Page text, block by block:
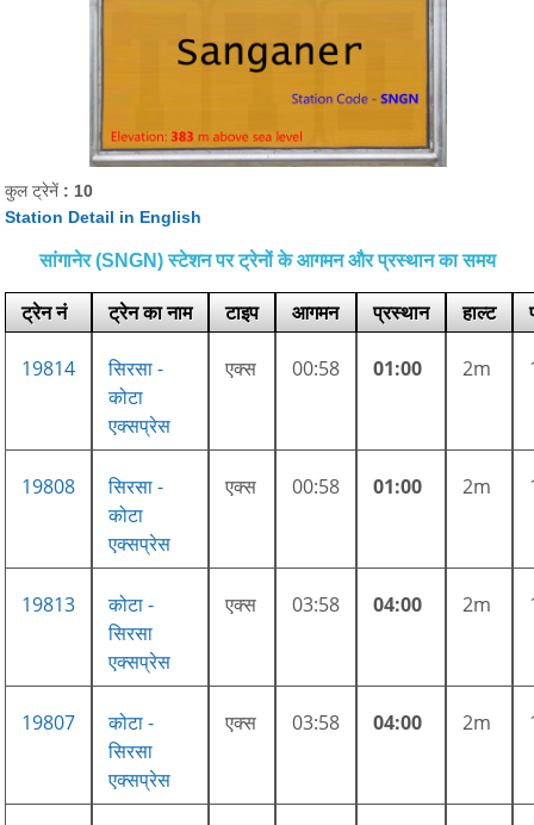
कुल ट्रेनें : 10
Station Detail in English
सांगानेर (SNGN) स्टेशन पर ट्रेनों के आगमन और प्रस्थान का समय
ट्रेन नं ट्रेन का नाम टाइप आगमन प्रस्थान हाल्ट
19814
सिरसा -
कोटा
एक्सप्रेस
एक्स 00:58 01:00 2m
19808
सिरसा -
कोटा
एक्सप्रेस
एक्स 00:58 01:00 2m
19813
कोटा -
सिरसा
एक्सप्रेस
एक्स 03:58 04:00 2m
19807
कोटा -
सिरसा
एक्सप्रेस
एक्स 03:58 04:00 2m